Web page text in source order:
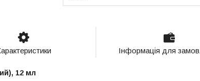
Інформація для
12 мл